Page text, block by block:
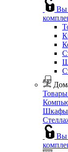
Вы
Шкафы
Вы